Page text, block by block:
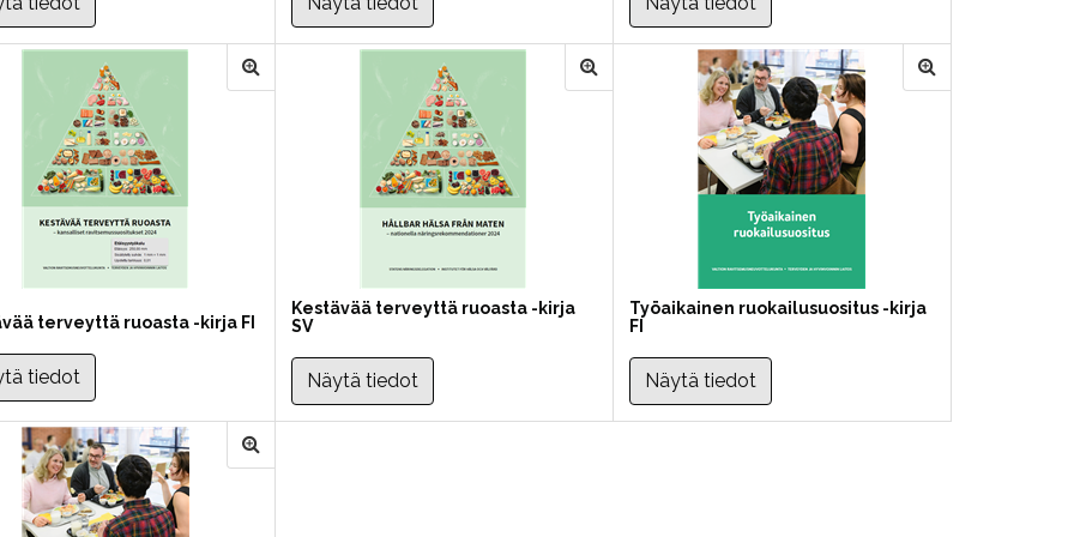
terveyttä ruoasta -kirja FI
tiedot
Kestävää terveyttä ruoasta -kirja
SV
Näytä tiedot
Työaikainen ruokailusuositus -kirja
FI
Näytä tiedot